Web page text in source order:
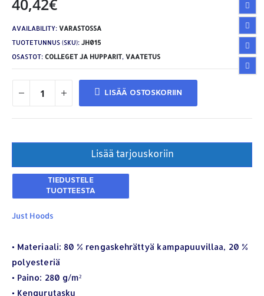
AVAILABILITY: VARASTOSSA
TUOTETUNNUS (SKU): JH015
OSASTOT: COLLEGET JA HUPPARIT, VAATETUS
LISÄÄ OSTOSKORIIN
Lisää tarjouskoriin
Just Hoods
• Materiaali: 80 % rengaskehrättyä kampapuuvillaa, 20 %
polyesteriä
• Paino: 280 g/m²
• Kengurutasku
YHTEYSTIEDOT
Osoite: Hikivuorenkatu 14 C 20, 33710 Tampere